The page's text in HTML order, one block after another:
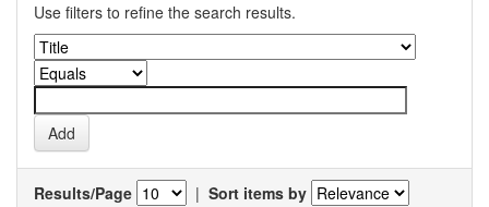
Use filters to refine the search results.
Results/Page | Sort items by